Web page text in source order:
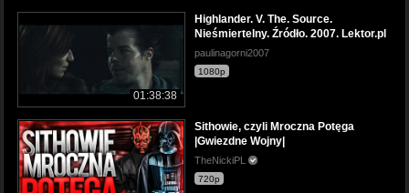
01:38:38
Highlander. V. The. Source.
Nieśmiertelny. Źródło. 2007. Lektor.pl
paulinagorni2007
1080p
Sithowie, czyli Mroczna Potęga
|Gwiezdne Wojny|
TheNickiPL
720p